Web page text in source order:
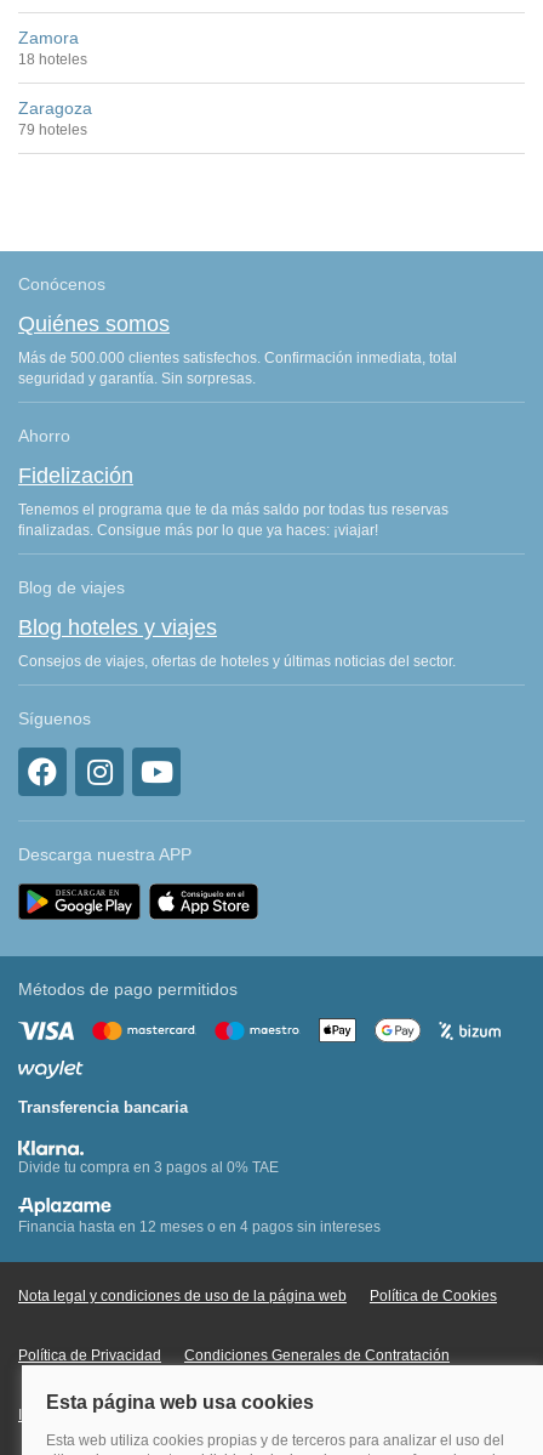
Zamora
18 hoteles
Zaragoza
79 hoteles
Conócenos
Quiénes somos
Más de 500.000 clientes satisfechos. Confirmación inmediata, total
seguridad y garantía. Sin sorpresas.
Ahorro
Fidelización
Tenemos el programa que te da más saldo por todas tus reservas
finalizadas. Consigue más por lo que ya haces: ¡viajar!
Blog de viajes
Blog hoteles y viajes
Consejos de viajes, ofertas de hoteles y últimas noticias del sector.
Síguenos
Descarga nuestra APP
Métodos de pago permitidos
Transferencia bancaria
Divide tu compra en 3 pagos al 0% TAE
Financia hasta en 12 meses o en 4 pagos sin intereses
Nota legal y condiciones de uso de la página web Política de Cookies
Política de Privacidad Condiciones Generales de Contratación
Información Legal sobre Mercados en Línea